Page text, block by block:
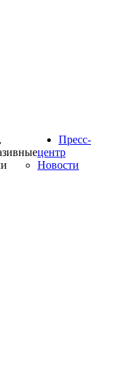
Пресс-
центр
Новости